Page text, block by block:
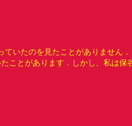
いたのを見たことがありません．
ことがあります．しかし、私は